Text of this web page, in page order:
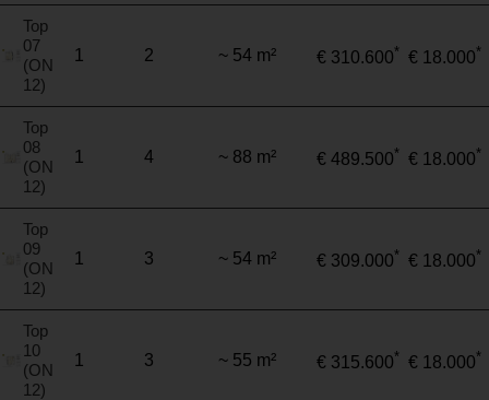
Top
07
(ON
12)
1 2 ~ 54 m² € 310.600* € 18.000*
Top
08
(ON
12)
1 4 ~ 88 m² € 489.500* € 18.000*
Top
09
(ON
12)
1 3 ~ 54 m² € 309.000* € 18.000*
Top
10
(ON
12)
1 3 ~ 55 m² € 315.600* € 18.000*